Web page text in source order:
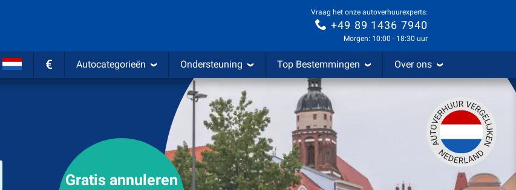
Vraag het onze autoverhuurexperts:
+49 89 1436 7940
Morgen: 10:00 - 18:30 uur
€ Autocategorieën Ondersteuning Top Bestemmingen Over ons
Gratis annuleren